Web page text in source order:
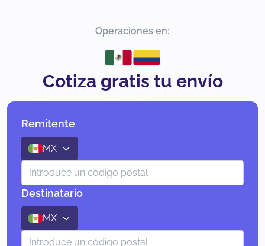
Operaciones en:
Cotiza gratis tu envío
Remitente
MX
Destinatario
MX